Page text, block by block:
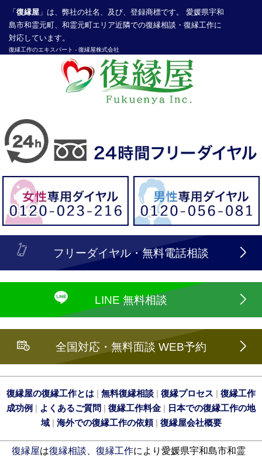
「 復縁屋 」は、弊社の社名、及び、登録商標です。 愛媛県宇和
島市和霊元町、和霊元町エリア近隣での復縁相談・復縁工作に
対応しています。
復縁工作のエキスパート - 復縁屋株式会社
探偵業届出登録番号30210286号
フリーダイヤル・無料電話相談
LINE 無料相談
全国対応・無料面談 WEB予約
復縁屋の復縁工作とは | 無料復縁相談 | 復縁プロセス | 復縁工作
成功例 | よくあるご質問 | 復縁工作料金 | 日本での復縁工作の地
域| 海外での復縁工作の依頼| 復縁屋会社概要
復縁屋は復縁相談 復縁工作により愛媛県宇和島市和霊